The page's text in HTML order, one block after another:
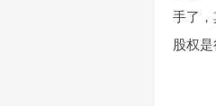
手了
股权是